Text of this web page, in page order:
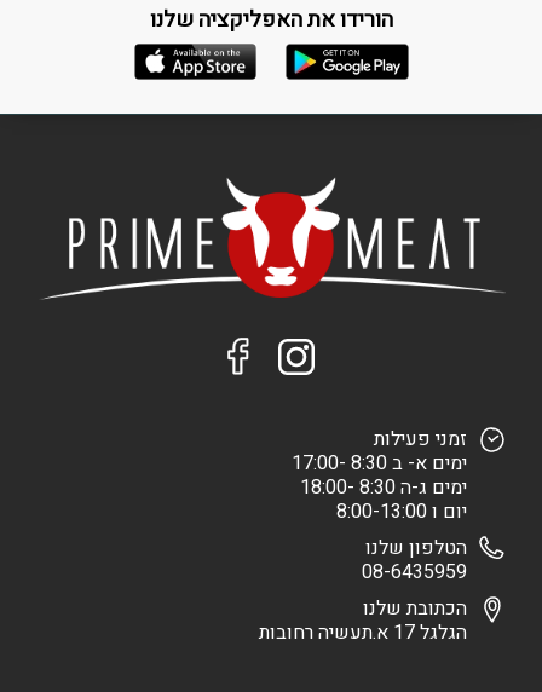
הורידו את האפליקציה שלנו
זמני פעילות
ימים א- ב 8:30 -17:00
ימים ג-ה 8:30 -18:00
יום ו 8:00-13:00
הטלפון שלנו
08-6435959
הכתובת שלנו
הגלגל 17 א.תעשיה רחובות